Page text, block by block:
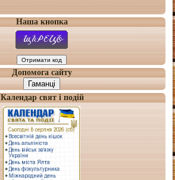
Наша кнопка
Допомога сайту
Гаманці
Календар свят і подій